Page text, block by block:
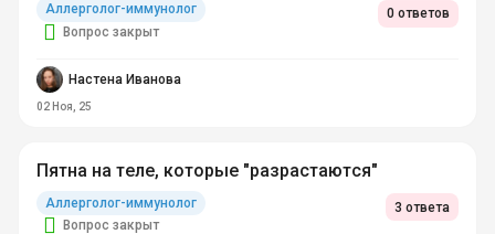
Аллерголог-иммунолог
Вопрос закрыт
0 ответов
Настена Иванова
02 Ноя, 25
Пятна на теле, которые "разрастаются"
Аллерголог-иммунолог
Вопрос закрыт
3 ответа